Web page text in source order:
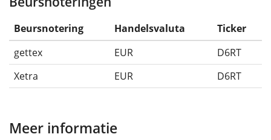
Beursnotering Handelsvaluta
Ticker
gettex
EUR
D6RT
Xetra
EUR D6RT
Meer informatie